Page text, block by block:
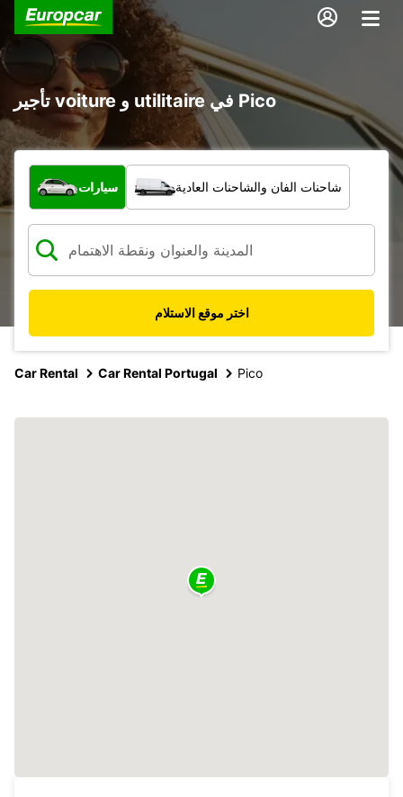
تأجير voiture و utilitaire في Pico
ما نوع المركبة؟
سيارات شاحنات الفان والشاحنات العادية
اختر موقع الاستلام
Car Rental Car Rental Portugal Pico